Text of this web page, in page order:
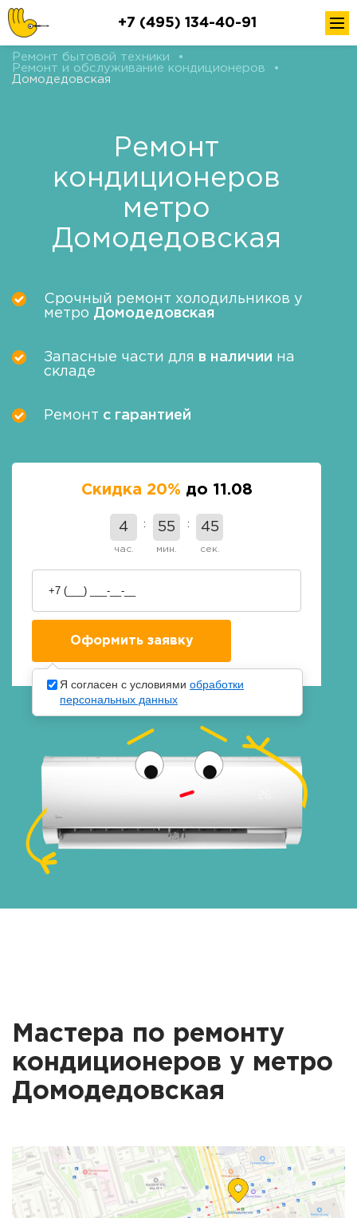
+7 (495) 134-40-91
Ремонт бытовой техники
•
Ремонт и обслуживание кондиционеров
•
Домодедовская
Ремонт
кондиционеров
метро
Домодедовская
Срочный ремонт холодильников у
метро Домодедовская
Запасные части для в наличии на
складе
Ремонт с гарантией
Скидка 20% до 11.08
4
час.
55
мин.
44
сек.
Мастера по ремонту
кондиционеров у метро
Домодедовская
Я согласен с условиями обработки
персональных данных